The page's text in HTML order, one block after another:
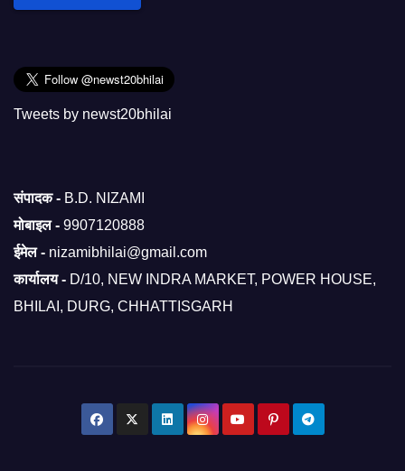
Tweets by newst20bhilai
संपादक - B.D. NIZAMI
मोबाइल - 9907120888
ईमेल - nizamibhilai@gmail.com
कार्यालय - D/10, NEW INDRA MARKET, POWER HOUSE,
BHILAI, DURG, CHHATTISGARH